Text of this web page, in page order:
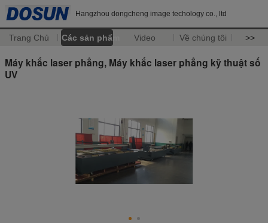
Hangzhou dongcheng image techology co., ltd
Trang Chủ Các sản phẩm Video Về chúng tôi >>
Máy khắc laser phẳng, Máy khắc laser phẳng kỹ thuật số
UV